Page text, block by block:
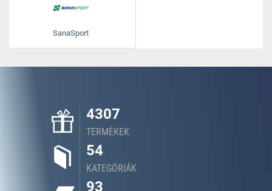
SanaSport
4307
TERMÉKEK
54
KATEGÓRIÁK
93